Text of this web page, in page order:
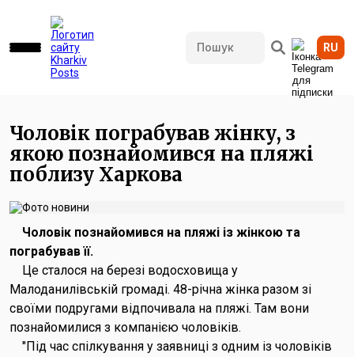
RU
494 переглядів • 03.09.2025 13:50
Чоловік пограбував жінку, з
якою познайомився на пляжі
поблизу Харкова
Чоловік познайомився на пляжі із жінкою та
пограбував її.
Це сталося на березі водосховища у
Малоданилівській громаді. 48-річна жінка разом зі
своїми подругами відпочивала на пляжі. Там вони
познайомилися з компанією чоловіків.
"Під час спілкування у заявниці з одним із чоловіків